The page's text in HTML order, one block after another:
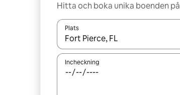
Hitta och boka unika boenden
Plats
När resultaten är tillgängliga kan
Incheckning